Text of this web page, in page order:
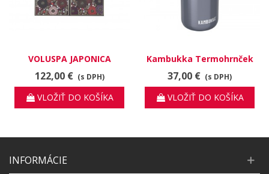
VOLUSPA JAPONICA
DARČEKOVÝ SET 12 MINI
SVIEČOK
122,00 € (s DPH)
VLOŽIŤ DO KOŠÍKA
Kambukka Termohrnček
Etna 300 ml Blue Steel
37,00 € (s DPH)
VLOŽIŤ DO KOŠÍKA
INFORMÁCIE